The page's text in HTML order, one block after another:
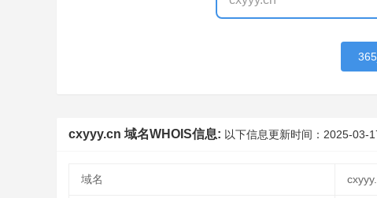
cxyyy.cn 域名WHOIS信息: 以下信息更新时间： 2025-03-
域名